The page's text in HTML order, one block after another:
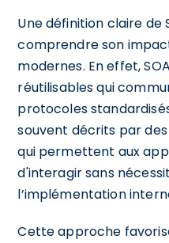
Une définition claire de
comprendre son
modernes. En effet,
réutilisables qui
protocoles
souvent décrits par
qui permettent aux
d'interagir sans
l’implémentation
Cette approche